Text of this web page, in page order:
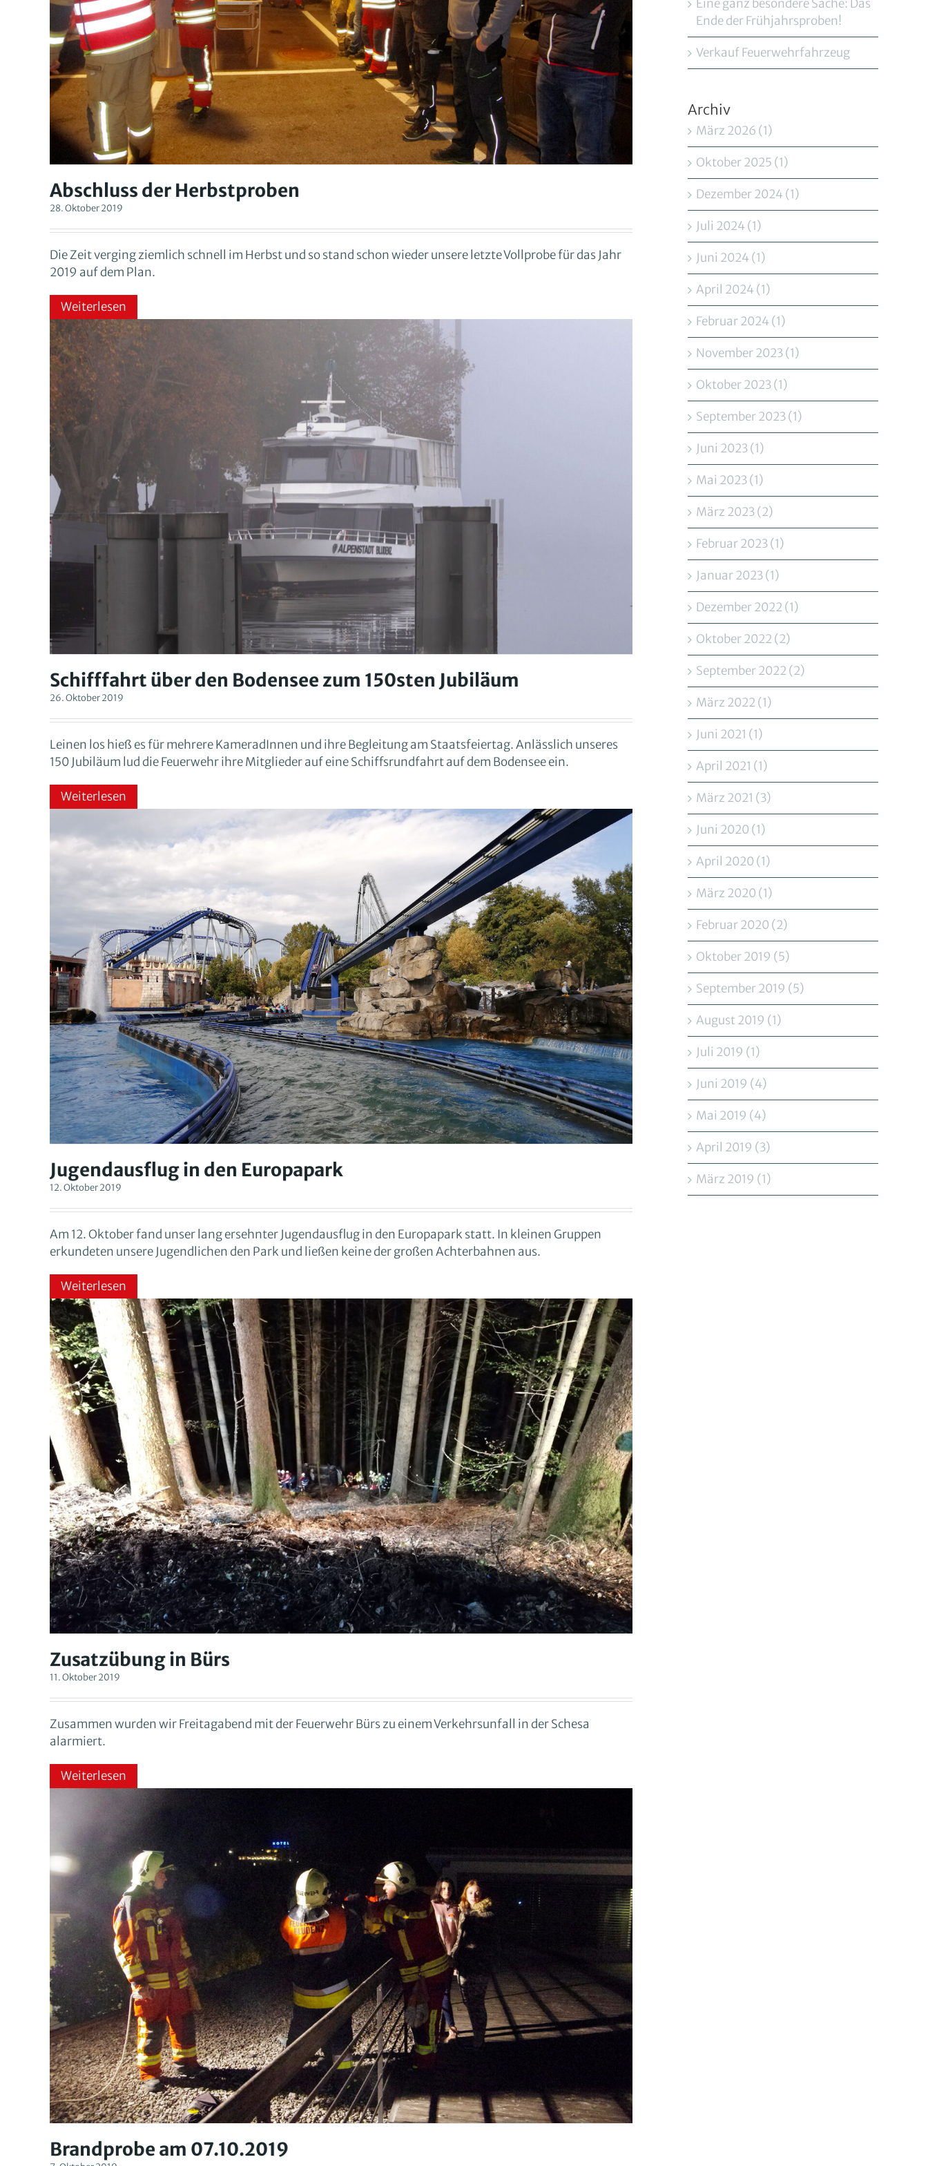
Abschluss der Herbstproben
28. Oktober 2019
Die Zeit verging ziemlich schnell im Herbst und so stand schon wieder unsere letzte Vollprobe für das Jahr
2019 auf dem Plan.
Weiterlesen
Schifffahrt über den Bodensee zum 150sten Jubiläum
26. Oktober 2019
Leinen los hieß es für mehrere KameradInnen und ihre Begleitung am Staatsfeiertag. Anlässlich unseres
150 Jubiläum lud die Feuerwehr ihre Mitglieder auf eine Schiffsrundfahrt auf dem Bodensee ein.
Weiterlesen
Jugendausflug in den Europapark
12. Oktober 2019
Am 12. Oktober fand unser lang ersehnter Jugendausflug in den Europapark statt. In kleinen Gruppen
erkundeten unsere Jugendlichen den Park und ließen keine der großen Achterbahnen aus.
Weiterlesen
Zusatzübung in Bürs
11. Oktober 2019
Zusammen wurden wir Freitagabend mit der Feuerwehr Bürs zu einem Verkehrsunfall in der Schesa
alarmiert.
Weiterlesen
Brandprobe am 07.10.2019
Eine ganz besondere Sache: Das
Ende der Frühjahrsproben!
Verkauf Feuerwehrfahrzeug
Archiv
März 2026 (1)
Oktober 2025 (1)
Dezember 2024 (1)
Juli 2024 (1)
Juni 2024 (1)
April 2024 (1)
Februar 2024 (1)
November 2023 (1)
Oktober 2023 (1)
September 2023 (1)
Juni 2023 (1)
Mai 2023 (1)
März 2023 (2)
Februar 2023 (1)
Januar 2023 (1)
Dezember 2022 (1)
Oktober 2022 (2)
September 2022 (2)
März 2022 (1)
Juni 2021 (1)
April 2021 (1)
März 2021 (3)
Juni 2020 (1)
April 2020 (1)
März 2020 (1)
Februar 2020 (2)
Oktober 2019 (5)
September 2019 (5)
August 2019 (1)
Juli 2019 (1)
Juni 2019 (4)
Mai 2019 (4)
April 2019 (3)
März 2019 (1)